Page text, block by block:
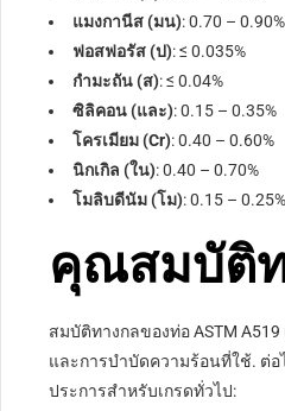
แมงกานีส (มน): 0.70 – 0.90%
ฟอสฟอรัส (ป):≤0.035%
กำมะถัน (ส):≤0.04%
ซิลิคอน (และ): 0.15 – 0.35%
โครเมียม (Cr): 0.40 – 0.60%
นิกเกิล (ใน): 0.40 – 0.70%
โมลิบดีนัม (โม): 0.15 – 0.25%
คุณสมบัติ
สมบัติทางกลของท่อ ASTM
และการบำบัดความร้อนที่ใช้. ต่
ประการสำหรับเกรดทั่วไป: